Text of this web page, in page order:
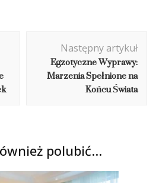
Następny artykuł
Egzotyczne Wyprawy:
Marzenia Spełnione na
Końcu Świata
polubić…